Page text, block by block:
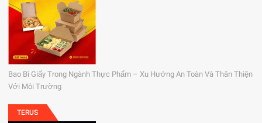
Bao Bì Giấy Trong Ngành Thực Phẩm – Xu Hướng An Toàn Và Thân Thiện
Với Môi Trường
TERUS